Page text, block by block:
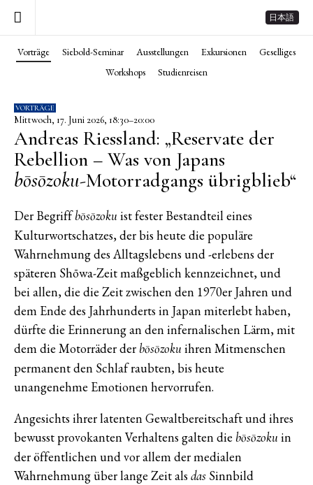
日本語
Vorträge Siebold-Seminar Ausstellungen Exkursionen
Geselliges
Workshops
Studienreisen
VORTRÄGE
Mittwoch, 17. Juni 2026, 18:30–20:00
Andreas Riessland: „Reservate der
Rebellion – Was von Japans
bōsōzoku-Motorradgangs übrigblieb“
Der Begriffbōsōzokuist fester Bestandteil eines
Kulturwortschatzes, der bis heute die populäre
Wahrnehmung des Alltagslebens und -erlebens der
späteren Shōwa-Zeit maßgeblich kennzeichnet, und
bei allen, die die Zeit zwischen den 1970er Jahren und
dem Ende des Jahrhunderts in Japan miterlebt haben,
dürfte die Erinnerung an den infernalischen Lärm, mit
dem die Motorräder derbōsōzokuihren Mitmenschen
permanent den Schlaf raubten, bis heute
unangenehme Emotionen hervorrufen.
Angesichts ihrer latenten Gewaltbereitschaft und ihres
bewusst provokanten Verhaltens galten die bōsōzokuin
der öffentlichen und vor allem der medialen
Wahrnehmung über lange Zeit als das Sinnbild